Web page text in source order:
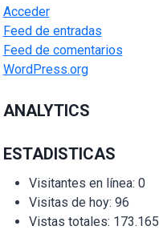
Acceder
Feed de entradas
Feed de comentarios
WordPress.org
ANALYTICS
ESTADISTICAS
Visitantes en línea: 0
Visitas de hoy: 96
Vistas totales: 173.165